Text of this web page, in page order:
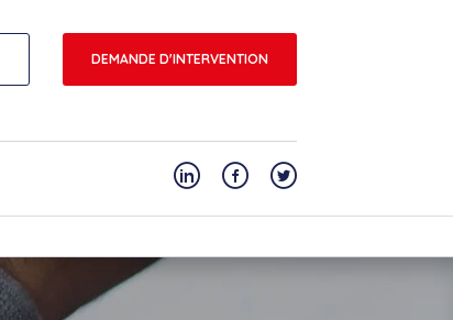
DEMANDE D'INTERVENTION